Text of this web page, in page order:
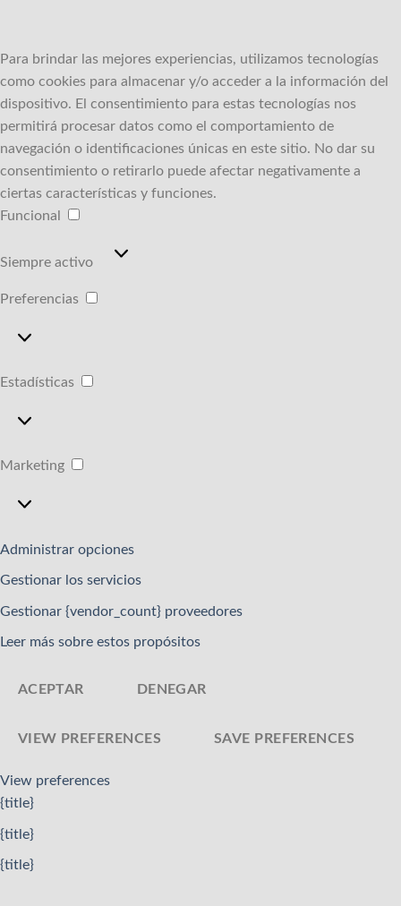
Para brindar las mejores experiencias, utilizamos tecnologías
como cookies para almacenar y/o acceder a la información del
dispositivo. El consentimiento para estas tecnologías nos
permitirá procesar datos como el comportamiento de
navegación o identificaciones únicas en este sitio. No dar su
consentimiento o retirarlo puede afectar negativamente a
ciertas características y funciones.
Funcional
Siempre activo
Preferencias
Preferencias
Estadísticas
Estadísticas
Marketing
Marketing
Administrar opciones
Gestionar los servicios
Gestionar {vendor_count} proveedores
Leer más sobre estos propósitos
ACEPTAR DENEGAR
VIEW PREFERENCES SAVE PREFERENCES
View preferences
{title}
{title}
{title}